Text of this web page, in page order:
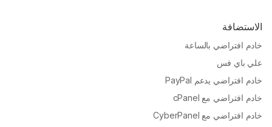
الاستضافة
خادم افتراضي بالساعة
علي باي فس
خادم افتراضي يدعم PayPal
خادم افتراضي مع cPanel
خادم افتراضي مع CyberPanel